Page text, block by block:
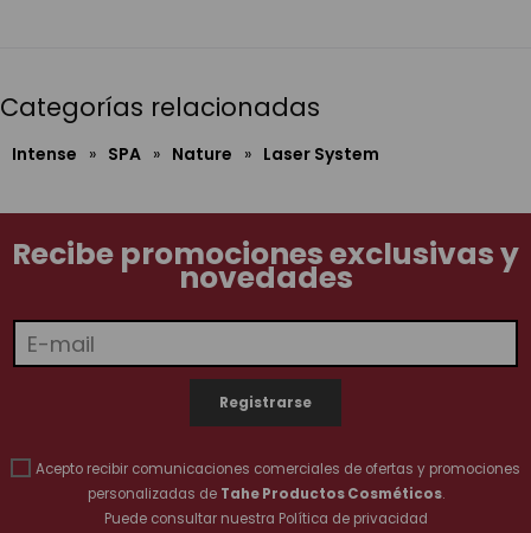
Categorías relacionadas
Intense » SPA » Nature » Laser System
Recibe promociones exclusivas y
novedades
Acepto recibir comunicaciones comerciales de ofertas y promociones
personalizadas de Tahe Productos Cosméticos.
Puede consultar nuestra Política de privacidad